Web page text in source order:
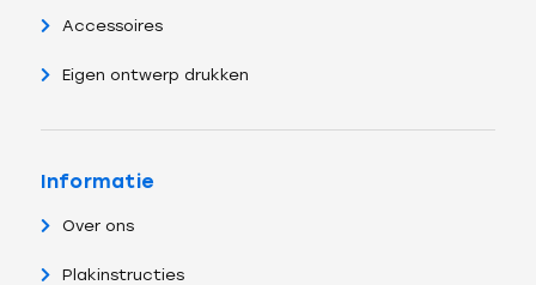
Accessoires
Eigen ontwerp drukken
Informatie
Over ons
Plakinstructies